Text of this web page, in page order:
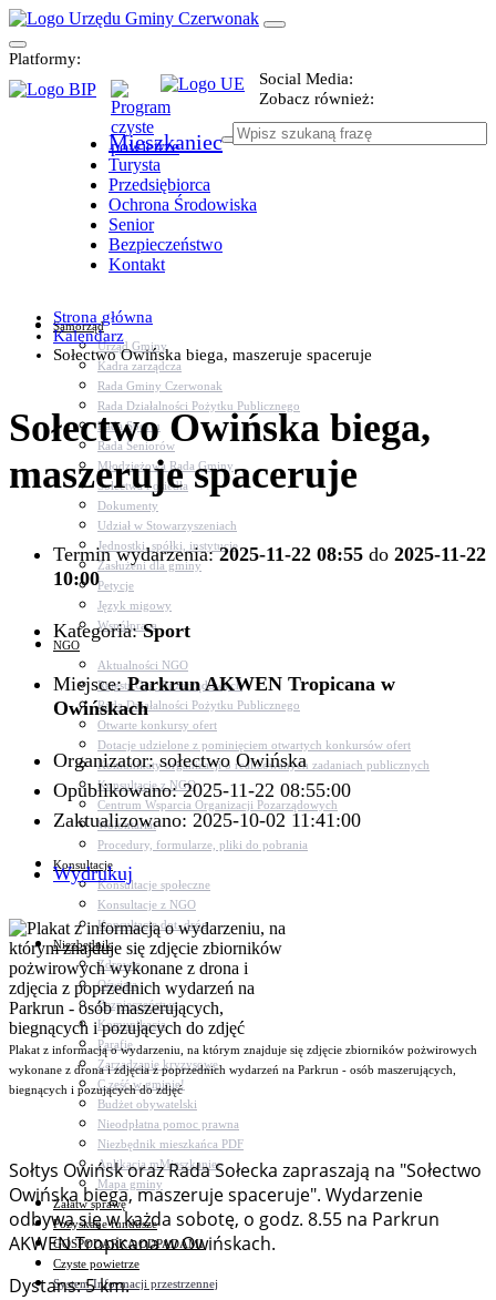
Platformy:
Social Media:
Zobacz również:
Mieszkaniec
Turysta
Przedsiębiorca
Ochrona Środowiska
Senior
Bezpieczeństwo
Kontakt
Samorząd
Urząd Gminy
Kadra zarządcza
Rada Gminy Czerwonak
Rada Działalności Pożytku Publicznego
Rada Sportu
Rada Seniorów
Młodzieżowa Rada Gminy
Sołectwa i osiedla
Dokumenty
Udział w Stowarzyszeniach
Jednostki, spółki, instytucje
Zasłużeni dla gminy
Petycje
Język migowy
Współpraca
NGO
Aktualności NGO
Rejestr Org. Pozarządowych
Rada Działalności Pożytku Publicznego
Otwarte konkursy ofert
Dotacje udzielone z pominięciem otwartych konkursów ofert
Komunikaty organizacji o realizowanych zadaniach publicznych
Konsultacje z NGO
Centrum Wsparcia Organizacji Pozarządowych
Wolontariat
Procedury, formularze, pliki do pobrania
Konsultacje
Konsultacje społeczne
Konsultacje z NGO
Konsultacje dot. dróg
Niezbędnik
Zdrowie
Oświata
Bezpieczeństwo
Komunikacja
Parafie
Zarządzanie kryzysowe
C.ześć w gminie!
Budżet obywatelski
Nieodpłatna pomoc prawna
Niezbędnik mieszkańca PDF
Aplikacja mMieszkaniec
Mapa gminy
Załatw sprawę
Pozyskane fundusze
GOSPODARKA ODPADAMI
Czyste powietrze
System Informacji przestrzennej
Strona główna
Kalendarz
Sołectwo Owińska biega, maszeruje spaceruje
Sołectwo Owińska biega,
maszeruje spaceruje
Termin wydarzenia:2025-11-22 08:55 do 2025-11-22
10:00
Kategoria:Sport
Miejsce:Parkrun AKWEN Tropicana w
Owińskach
Organizator: sołectwo Owińska
Opublikowano: 2025-11-22 08:55:00
Zaktualizowano: 2025-10-02 11:41:00
Wydrukuj
Plakat z informacją o wydarzeniu, na którym znajduje się zdjęcie zbiorników pożwirowych
wykonane z drona i zdjęcia z poprzednich wydarzeń na Parkrun - osób maszerujących,
biegnących i pozujących do zdjęć
Sołtys Owińsk oraz Rada Sołecka zapraszają na "Sołectwo
Owińska biega, maszeruje spaceruje". Wydarzenie
odbywa się w każda sobotę, o godz. 8.55 na Parkrun
AKWEN Tropicana w Owińskach.
Dystans: 5 km.